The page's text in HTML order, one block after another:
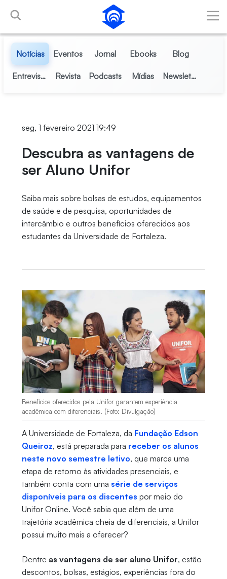
Pular para o Conteúdo principal
Notícias Eventos Jornal Ebooks Blog
Entrevistas Revista Podcasts Mídias Newsletter
seg, 1 fevereiro 2021 19:49
Descubra as vantagens de
ser Aluno Unifor
Saiba mais sobre bolsas de estudos, equipamentos
de saúde e de pesquisa, oportunidades de
intercâmbio e outros benefícios oferecidos aos
estudantes da Universidade de Fortaleza.
Benefícios oferecidos pela Unifor garantem experiência
acadêmica com diferenciais. (Foto: Divulgação)
A Universidade de Fortaleza, da Fundação Edson
Queiroz, está preparada para receber os alunos
neste novo semestre letivo, que marca uma
etapa de retorno às atividades presenciais, e
também conta com uma série de serviços
disponíveis para os discentes por meio do
Unifor Online. Você sabia que além de uma
trajetória acadêmica cheia de diferenciais, a Unifor
possui muito mais a oferecer?
Dentre as vantagens de ser aluno Unifor, estão
descontos, bolsas, estágios, experiências fora do